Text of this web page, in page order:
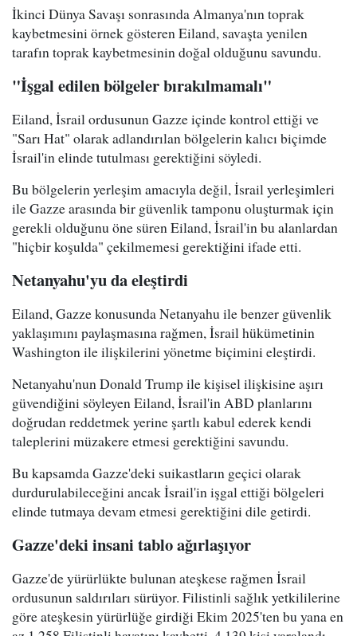
İkinci Dünya Savaşı sonrasında Almanya'nın toprak
kaybetmesini örnek gösteren Eiland, savaşta yenilen
tarafın toprak kaybetmesinin doğal olduğunu savundu.
"İşgal edilen bölgeler bırakılmamalı"
Eiland, İsrail ordusunun Gazze içinde kontrol ettiği ve
"Sarı Hat" olarak adlandırılan bölgelerin kalıcı biçimde
İsrail'in elinde tutulması gerektiğini söyledi.
Bu bölgelerin yerleşim amacıyla değil, İsrail yerleşimleri
ile Gazze arasında bir güvenlik tamponu oluşturmak için
gerekli olduğunu öne süren Eiland, İsrail'in bu alanlardan
"hiçbir koşulda" çekilmemesi gerektiğini ifade etti.
Netanyahu'yu da eleştirdi
Eiland, Gazze konusunda Netanyahu ile benzer güvenlik
yaklaşımını paylaşmasına rağmen, İsrail hükümetinin
Washington ile ilişkilerini yönetme biçimini eleştirdi.
Netanyahu'nun Donald Trump ile kişisel ilişkisine aşırı
güvendiğini söyleyen Eiland, İsrail'in ABD planlarını
doğrudan reddetmek yerine şartlı kabul ederek kendi
taleplerini müzakere etmesi gerektiğini savundu.
Bu kapsamda Gazze'deki suikastların geçici olarak
durdurulabileceğini ancak İsrail'in işgal ettiği bölgeleri
elinde tutmaya devam etmesi gerektiğini dile getirdi.
Gazze'deki insani tablo ağırlaşıyor
Gazze'de yürürlükte bulunan ateşkese rağmen İsrail
ordusunun saldırıları sürüyor. Filistinli sağlık yetkililerine
göre ateşkesin yürürlüğe girdiği Ekim 2025'ten bu yana en